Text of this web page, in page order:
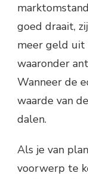
goed draait,
meer geld uit
waaronder
Wanneer de
waarde van
dalen.
Als je van
voorwerp te